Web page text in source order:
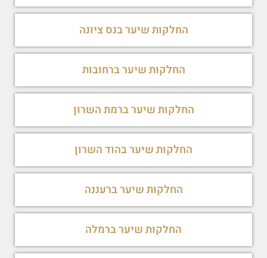
החלקות שיער בנס ציונה
החלקות שיער ברחובות
החלקות שיער ברמת השרון
החלקות שיער בהוד השרון
החלקות שיער ברעננה
החלקות שיער ברמלה